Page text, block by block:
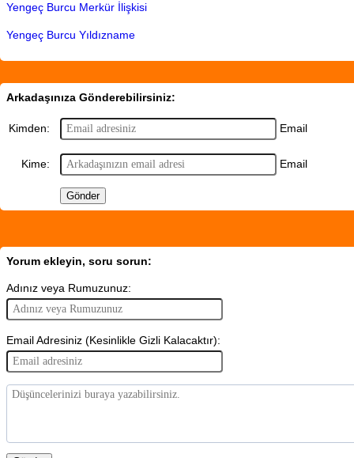
Yengeç Burcu Merkür İlişkisi
Yengeç Burcu Yıldızname
Arkadaşınıza Gönderebilirsiniz:
Kimden: Email
Kime: Email
Yorum ekleyin, soru sorun:
Adınız veya Rumuzunuz:
Email Adresiniz (Kesinlikle Gizli Kalacaktır):